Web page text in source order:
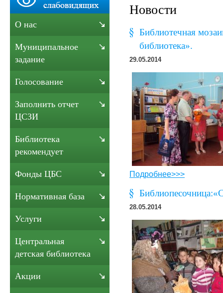
Новости
Библиотечная
библиотека».
29.05.2014
Подробнее>>>
28.05.2014
О нас
Муниципальное
задание
Голосование
Заполнить отчет
ЦСЗИ
Библиотека
рекомендует
Фонды ЦБС
Нормативная база
Услуги
Центральная
детская библиотека
Акции